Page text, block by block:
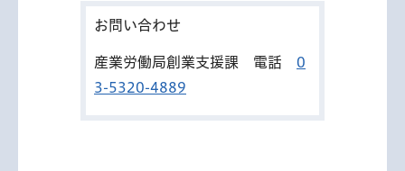
お問い合わせ
産業労働局創業支援課 電話 0
3-5320-4889